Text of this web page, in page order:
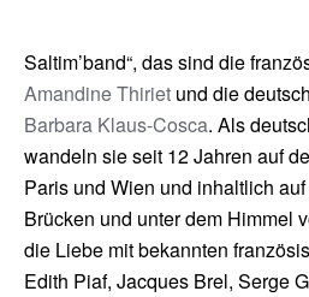
Saltim’band“, das sind die
Amandine Thiriet und die
Barbara Klaus-Cosca. Als
wandeln sie seit 12 Jahren auf
Paris und Wien und inhaltlich
Brücken und unter dem Himmel
die Liebe mit bekannten
Edith Piaf, Jacques Brel, Serge